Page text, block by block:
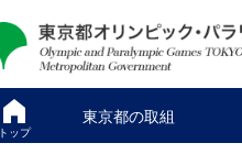
トップ
東京都の取組